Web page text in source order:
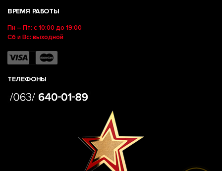
ВРЕМЯ РАБОТЫ
Пн – Пт: с 10:00 до 19:00
Сб и Вс: выходной
ТЕЛЕФОНЫ